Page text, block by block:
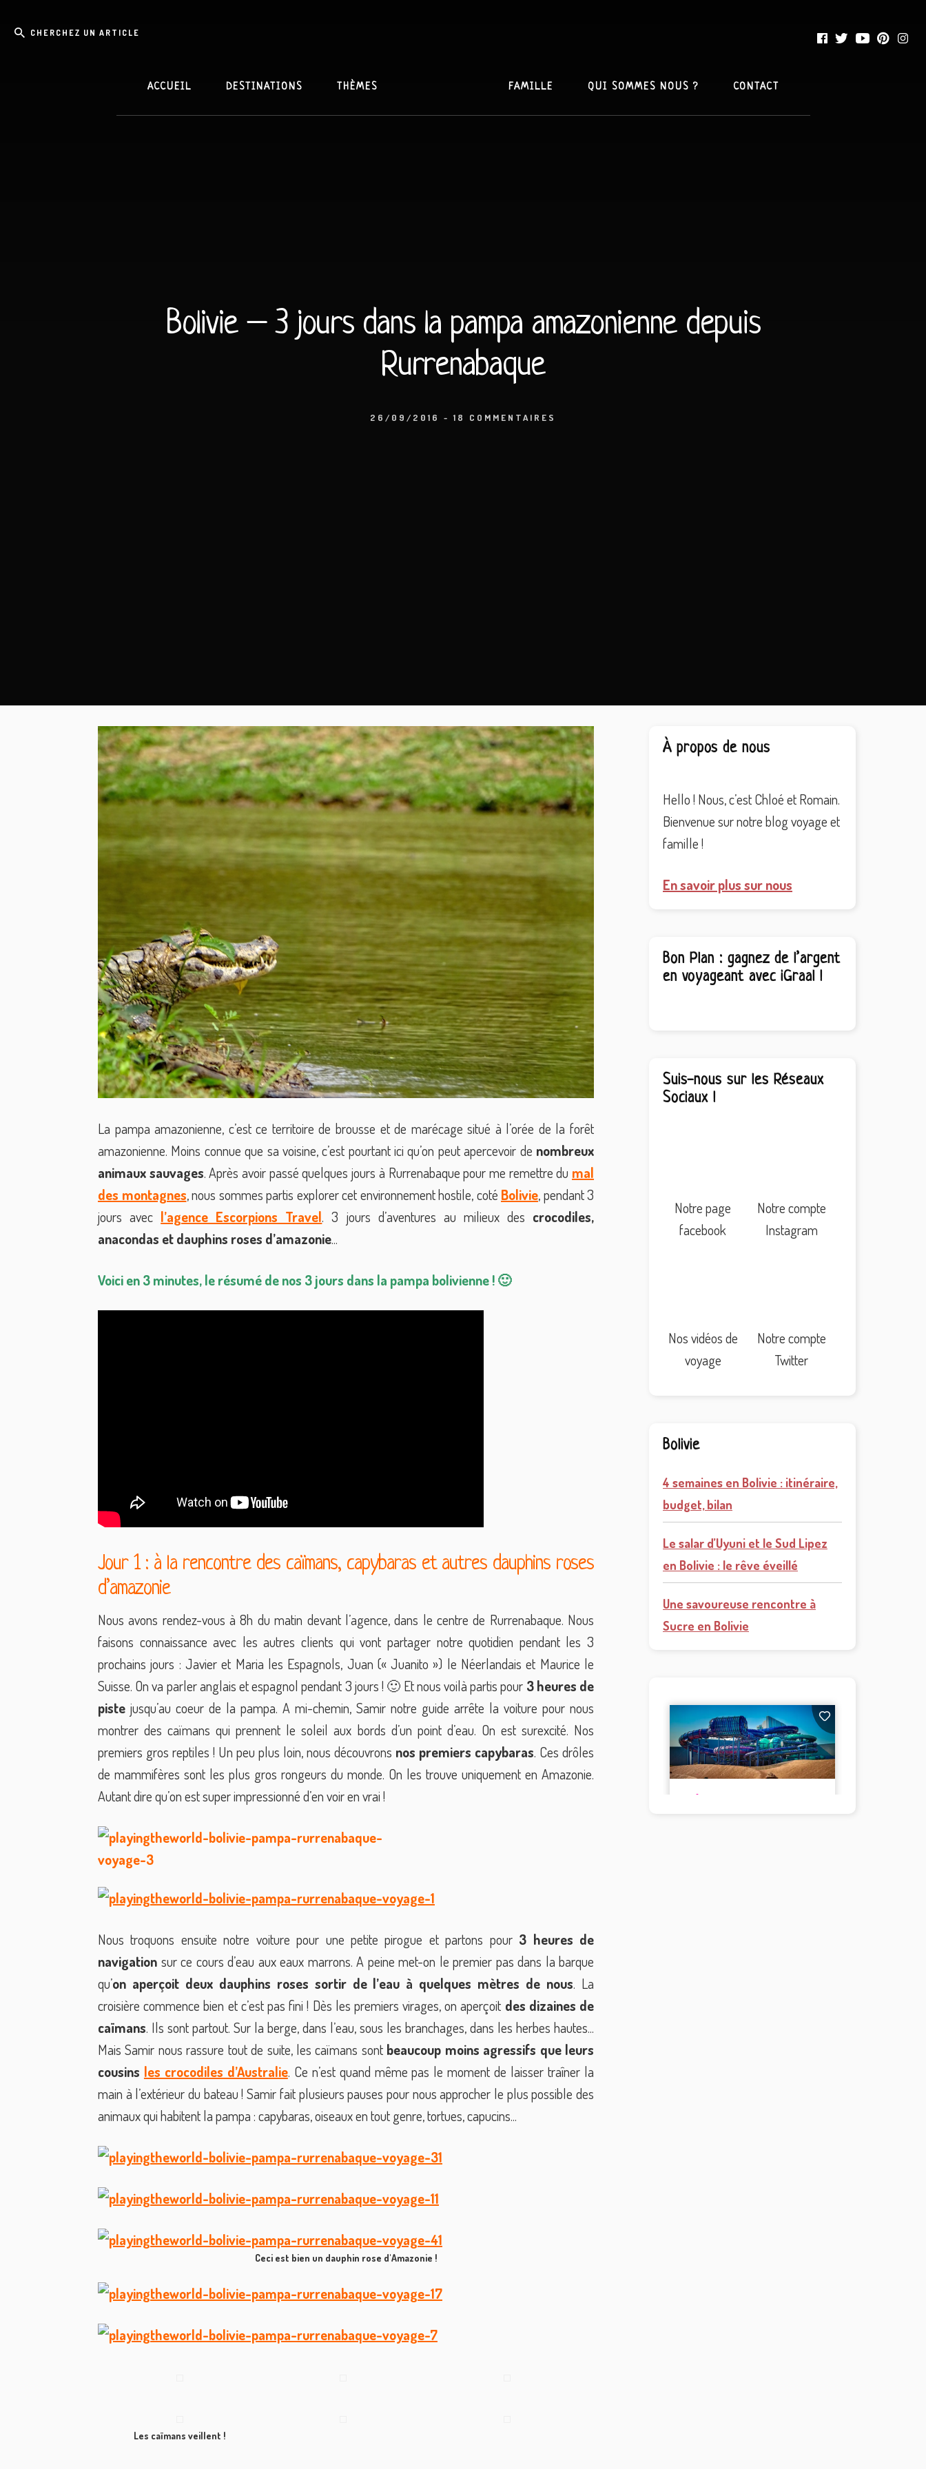
content
Cherchez
Bolivie – 3 jours dans la pampa amazonienne depuis
Rurrenabaque
26/09/2016 -18 COMMENTAIRES
ACCUEIL DESTINATIONS THÈMES FAMILLE QUI SOMMES NOUS ? CONTACT
La pampa amazonienne, c’est ce territoire de brousse et de marécage situé à l’orée de la forêt
amazonienne. Moins connue que sa voisine, c’est pourtant ici qu’on peut apercevoir de nombreux
animaux sauvages. Après avoir passé quelques jours à Rurrenabaque pour me remettre du mal
des montagnes, nous sommes partis explorer cet environnement hostile, coté Bolivie, pendant 3
jours avec l’agence Escorpions Travel. 3 jours d’aventures au milieux des crocodiles,
anacondas et dauphins roses d’amazonie...
Voici en 3 minutes, le résumé de nos 3 jours dans la pampa bolivienne ! 🙂
Jour 1 : à la rencontre des caïmans, capybaras et autres dauphins roses
d’amazonie
Nous avons rendez-vous à 8h du matin devant l’agence, dans le centre de Rurrenabaque. Nous
faisons connaissance avec les autres clients qui vont partager notre quotidien pendant les 3
prochains jours : Javier et Maria les Espagnols, Juan (« Juanito ») le Néerlandais et Maurice le
Suisse. On va parler anglais et espagnol pendant 3 jours ! 🙂 Et nous voilà partis pour 3 heures de
piste jusqu’au coeur de la pampa. A mi-chemin, Samir notre guide arrête la voiture pour nous
montrer des caïmans qui prennent le soleil aux bords d’un point d’eau. On est surexcité. Nos
premiers gros reptiles ! Un peu plus loin, nous découvrons nos premiers capybaras. Ces drôles
de mammifères sont les plus gros rongeurs du monde. On les trouve uniquement en Amazonie.
Autant dire qu’on est super impressionné d’en voir en vrai !
Nous troquons ensuite notre voiture pour une petite pirogue et partons pour 3 heures de
navigation sur ce cours d’eau aux eaux marrons. A peine met-on le premier pas dans la barque
qu’on aperçoit deux dauphins roses sortir de l’eau à quelques mètres de nous. La
croisière commence bien et c’est pas fini ! Dès les premiers virages, on aperçoit des dizaines de
caïmans. Ils sont partout. Sur la berge, dans l’eau, sous les branchages, dans les herbes hautes...
Mais Samir nous rassure tout de suite, les caïmans sont beaucoup moins agressifs que leurs
cousins les crocodiles d’Australie. Ce n’est quand même pas le moment de laisser traîner la
main à l’extérieur du bateau ! Samir fait plusieurs pauses pour nous approcher le plus possible des
animaux qui habitent la pampa : capybaras, oiseaux en tout genre, tortues, capucins...
Ceci est bien un dauphin rose d'Amazonie !
Les caïmans veillent !
Barre
principale
À propos de nous
Hello ! Nous, c’est Chloé et Romain.
Bienvenue sur notre blog voyage et
famille !
En savoir plus sur nous
Bon Plan : gagnez de l’argent
en voyageant avec iGraal !
Suis-nous sur les Réseaux
Sociaux !
Notre page
facebook
Notre compte
Instagram
Nos vidéos de
voyage
Notre compte
Twitter
Bolivie
4 semaines en Bolivie : itinéraire,
budget, bilan
Le salar d’Uyuni et le Sud Lipez
en Bolivie : le rêve éveillé
Une savoureuse rencontre à
Sucre en Bolivie